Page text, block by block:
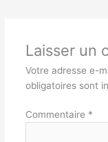
Laisser un
Votre adresse e-
obligatoires sont
Commentaire *